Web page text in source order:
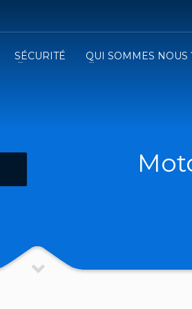
SÉCURITÉ QUI SOMMES NOUS